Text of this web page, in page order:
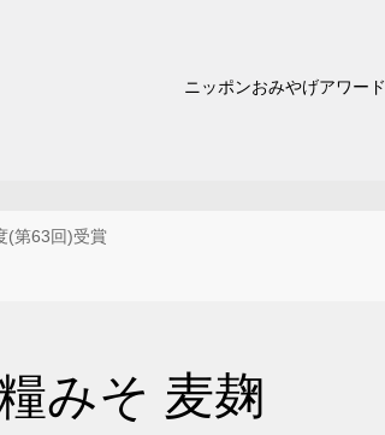
ニッポンおみやげアワード
(第63回)受賞
みそ 麦麹